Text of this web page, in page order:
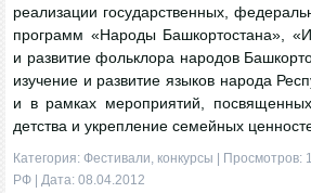
реализации государственных,
программ «Народы Башкортостана»,
и развитие фольклора народов
изучение и развитие языков народа
и в рамках мероприятий, посвященных
детства и укрепление семейных
Категория: Фестивали, конкурсы | Просмотров:
РФ | Дата: 08.04.2012